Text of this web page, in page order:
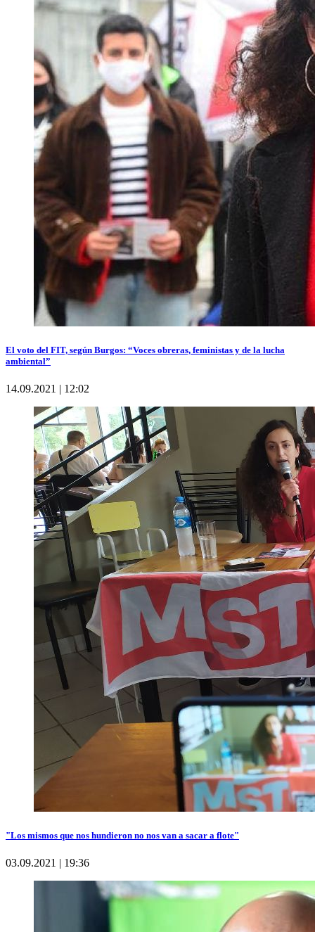
El voto del FIT, según Burgos: “Voces obreras, feministas y de la lucha
ambiental”
14.09.2021 | 12:02
"Los mismos que nos hundieron no nos van a sacar a flote"
03.09.2021 | 19:36